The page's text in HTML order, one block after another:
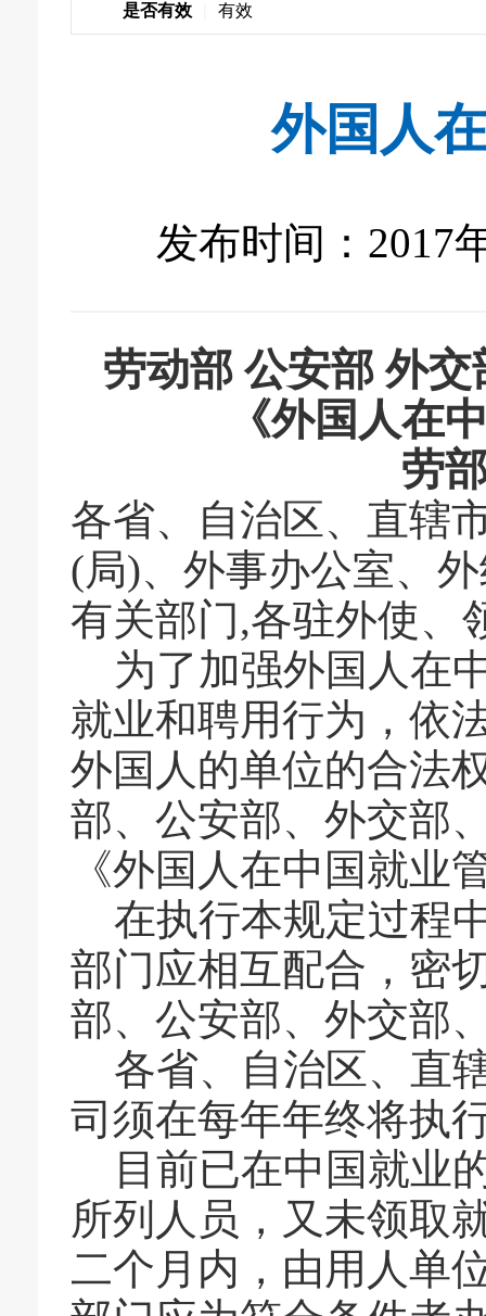
是否有效 有效
外国人
发布时间：2017
劳动部 公安部 外
《外国人在
劳
各省、自治区、直辖
(局)、外事办公室、
有关部门,各驻外使、
为了加强外国人在
就业和聘用行为，依
外国人的单位的合法
部、公安部、外交部
《外国人在中国就业
在执行本规定过程
部门应相互配合，密
部、公安部、外交部
各省、自治区、直
司须在每年年终将执
目前已在中国就业
所列人员，又未领取
二个月内，由用人单